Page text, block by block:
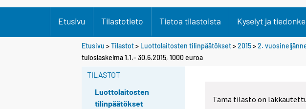
Etusivu Tilastotieto Tietoa tilastoista Kyselyt ja
Etusivu >Tilastot> Luottolaitosten tilinpäätökset>2015>2.
tuloslaskelma 1.1.- 30.6.2015, 1000 euroa
TILASTOT
Luottolaitosten
tilinpäätökset
Tämä tilasto on